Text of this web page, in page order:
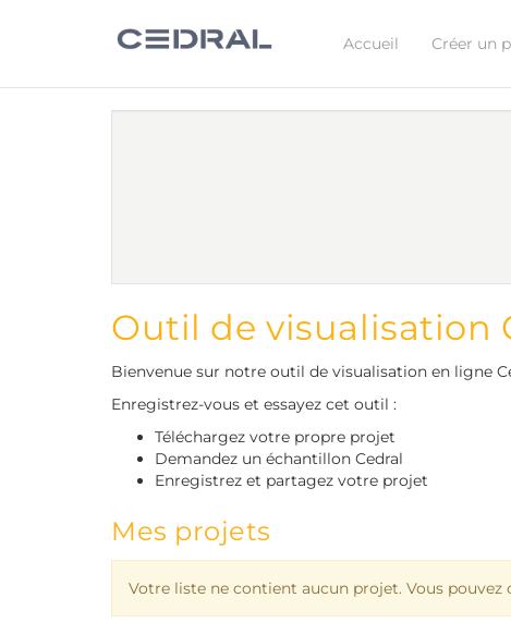
Accueil Créer un
Outil de visualisation
Bienvenue sur notre outil de visualisation en ligne
Enregistrez-vous et essayez cet outil :
Téléchargez votre propre projet
Demandez un échantillon Cedral
Enregistrez et partagez votre projet
Mes projets
Votre liste ne contient aucun projet. Vous